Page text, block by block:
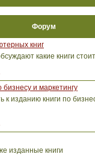
Форум
книг
какие книги
и маркетингу
к изданию книги по
изданные книги